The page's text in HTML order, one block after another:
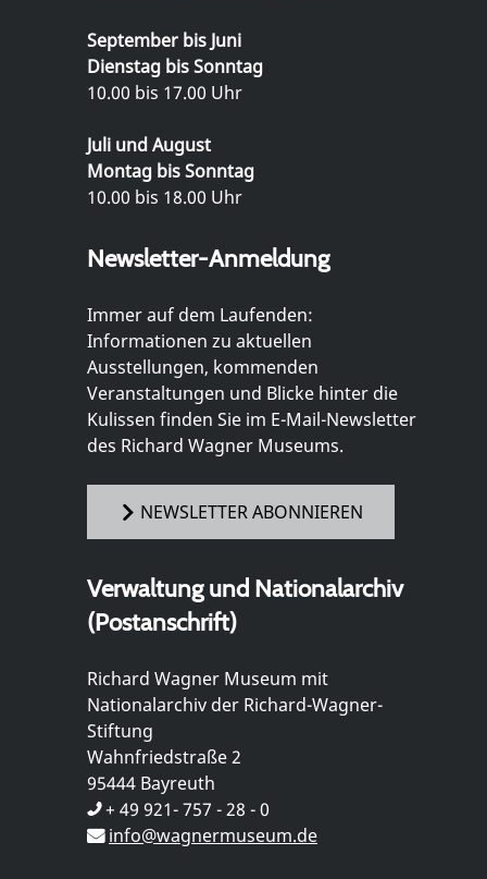
September bis Juni
Dienstag bis Sonntag
10.00 bis 17.00 Uhr
Juli und August
Montag bis Sonntag
10.00 bis 18.00 Uhr
Newsletter-Anmeldung
Immer auf dem Laufenden:
Informationen zu aktuellen
Ausstellungen, kommenden
Veranstaltungen und Blicke hinter die
Kulissen finden Sie im E-Mail-Newsletter
des Richard Wagner Museums.
NEWSLETTER ABONNIEREN
Verwaltung und Nationalarchiv
(Postanschrift)
Richard Wagner Museum mit
Nationalarchiv der Richard-Wagner-
Stiftung
Wahnfriedstraße 2
95444 Bayreuth
+ 49 921- 757 - 28 - 0
info@wagnermuseum.de